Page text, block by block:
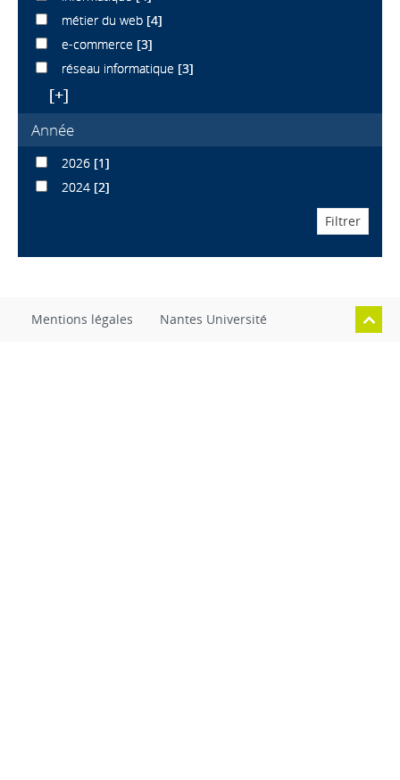
métier du web [4]
e-commerce [3]
réseau informatique [3]
[+]
Année
2026 [1]
2024 [2]
Mentions légales Nantes Université